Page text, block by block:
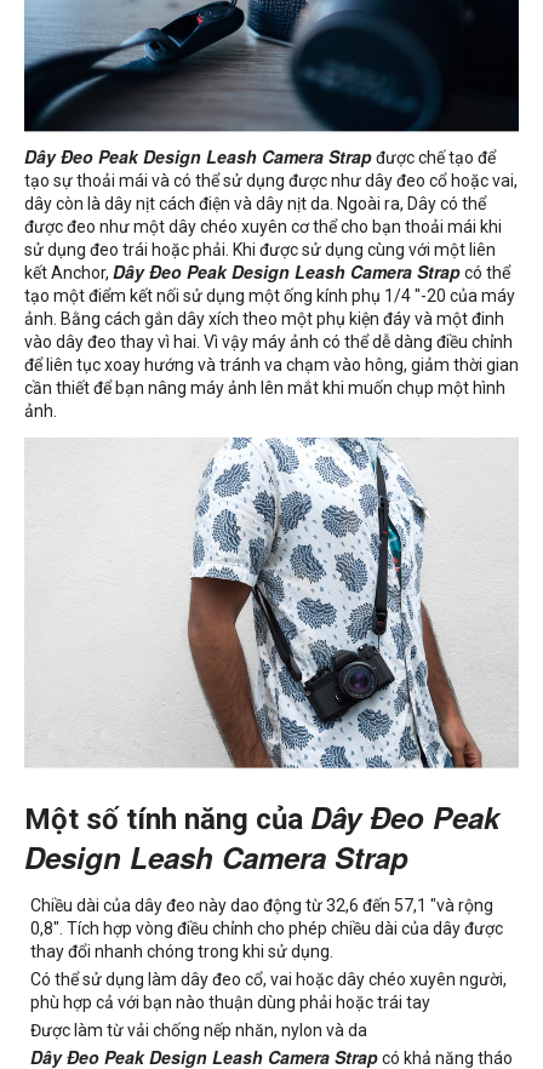
Dây Đeo Peak Design Leash Camera Strapđược chế tạo để
tạo sự thoải mái và có thể sử dụng được như dây đeo cổ hoặc vai,
dây còn là dây nịt cách điện và dây nịt da. Ngoài ra, Dây có thể
được đeo như một dây chéo xuyên cơ thể cho bạn thoải mái khi
sử dụng đeo trái hoặc phải. Khi được sử dụng cùng với một liên
kết Anchor, Dây Đeo Peak Design Leash Camera Strapcó thể
tạo một điểm kết nối sử dụng một ống kính phụ 1/4 "-20 của máy
ảnh. Bằng cách gắn dây xích theo một phụ kiện đáy và một đinh
vào dây đeo thay vì hai. Vì vậy máy ảnh có thể dễ dàng điều chỉnh
để liên tục xoay hướng và tránh va chạm vào hông, giảm thời gian
cần thiết để bạn nâng máy ảnh lên mắt khi muốn chụp một hình
ảnh.
Một số tính năng của Dây Đeo Peak
Design Leash Camera Strap
Chiều dài của dây đeo này dao động từ 32,6 đến 57,1 "và rộng
0,8". Tích hợp vòng điều chỉnh cho phép chiều dài của dây được
thay đổi nhanh chóng trong khi sử dụng.
Có thể sử dụng làm dây đeo cổ, vai hoặc dây chéo xuyên người,
phù hợp cả với bạn nào thuận dùng phải hoặc trái tay
Được làm từ vải chống nếp nhăn, nylon và da
Dây Đeo Peak Design Leash Camera Strapcó khả năng tháo